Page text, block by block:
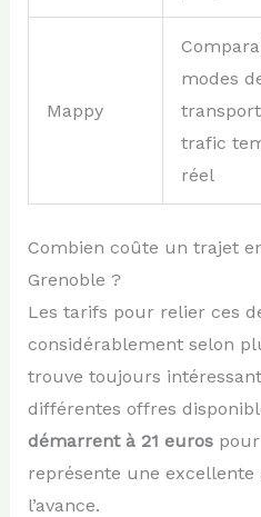
Mappy
modes
trafic
réel
Combien coûte un trajet
Grenoble ?
Les tarifs pour relier ces
considérablement selon
trouve toujours
différentes offres
démarrent à 21 eurospour
représente une excellente
l’avance.